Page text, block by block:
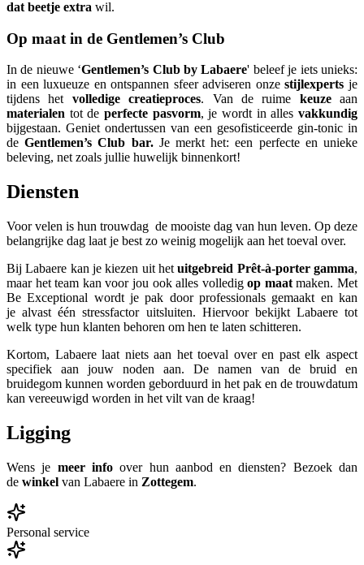
dat beetje extra wil.
Op maat in de Gentlemen’s Club
In de nieuwe ‘Gentlemen’s Club by Labaere' beleef je iets unieks:
in een luxueuze en ontspannen sfeer adviseren onzestijlexpertsje
tijdens hetvolledige creatieproces. Van de ruime keuzeaan
materialen tot de perfecte pasvorm, je wordt in allesvakkundig
bijgestaan. Geniet ondertussen van een gesofisticeerde gin-tonic in
deGentlemen’s Club bar.Je merkt het: een perfecte en unieke
beleving, net zoals jullie huwelijk binnenkort!
Diensten
Voor velen is hun trouwdag de mooiste dag van hun leven. Op deze
belangrijke dag laat je best zo weinig mogelijk aan het toeval over.
Bij Labaere kan je kiezen uit hetuitgebreid Prêt-à-porter gamma,
maar het team kan voor jou ook alles volledigop maatmaken. Met
Be Exceptional wordt je pak door professionals gemaakt en kan
je alvast één stressfactor uitsluiten. Hiervoor bekijkt Labaere tot
welk type hun klanten behoren om hen te laten schitteren.
Kortom, Labaere laat niets aan het toeval over en past elk aspect
specifiek aan jouw noden aan. De namen van de bruid en
bruidegom kunnen worden geborduurd in het pak en de trouwdatum
kan vereeuwigd worden in het vilt van de kraag!
Ligging
Wens je meer infoover hun aanbod en diensten? Bezoek dan
de winkel van Labaere in Zottegem.
Personal service